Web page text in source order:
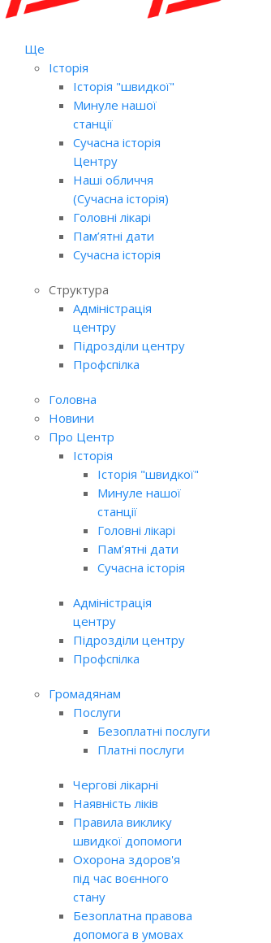
Ще
Історія
Історія "швидкої"
Минуле нашої
станції
Сучасна історія
Центру
Наші обличчя
(Сучасна історія)
Головні лікарі
Пам’ятні дати
Сучасна історія
Структура
Адміністрація
центру
Підрозділи центру
Профспілка
Головна
Новини
Про Центр
Історія
Історія "швидкої"
Минуле нашої
станції
Головні лікарі
Пам’ятні дати
Сучасна історія
Адміністрація
центру
Підрозділи центру
Профспілка
Громадянам
Послуги
Безоплатні послуги
Платні послуги
Чергові лікарні
Наявність ліків
Правила виклику
швидкої допомоги
Охорона здоров'я
під час воєнного
стану
Безоплатна правова
допомога в умовах